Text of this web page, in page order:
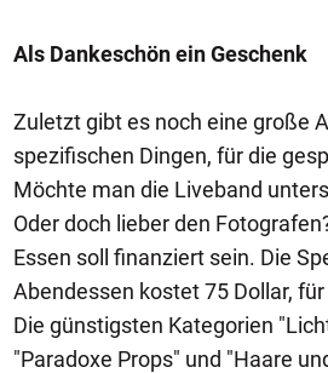
Als Dankeschön ein Geschenk
Zuletzt gibt es noch eine große
spezifischen Dingen, für die
Möchte man die Liveband
Oder doch lieber den
Essen soll finanziert sein. Die
Abendessen kostet 75 Dollar,
Die günstigsten Kategorien
"Paradoxe Props" und "Haare